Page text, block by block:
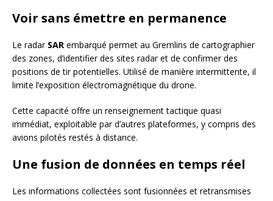
Voir sans émettre en permanence
Le radar SAR embarqué permet au Gremlins de cartographier
des zones, d’identifier des sites radar et de confirmer des
positions de tir potentielles. Utilisé de manière intermittente, il
limite l’exposition électromagnétique du drone.
Cette capacité offre un renseignement tactique quasi
immédiat, exploitable par d’autres plateformes, y compris des
avions pilotés restés à distance.
Une fusion de données en temps réel
Les informations collectées sont fusionnées et retransmises